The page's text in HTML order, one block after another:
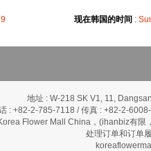
现在韩国的时间 :
地址 : W-218 SK V1, 11,
: +82-2-785-7118 / 传真 : +82-2-
Flower Mall China，(ihanbiz有限
处理订单和订单